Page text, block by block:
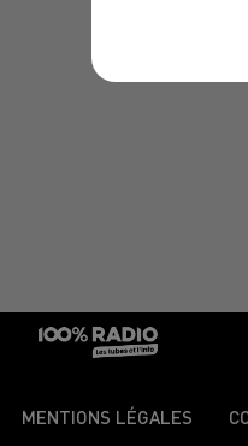
MENTIONS LÉGALES